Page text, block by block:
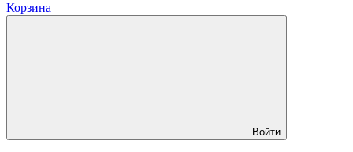
Корзина
Войти